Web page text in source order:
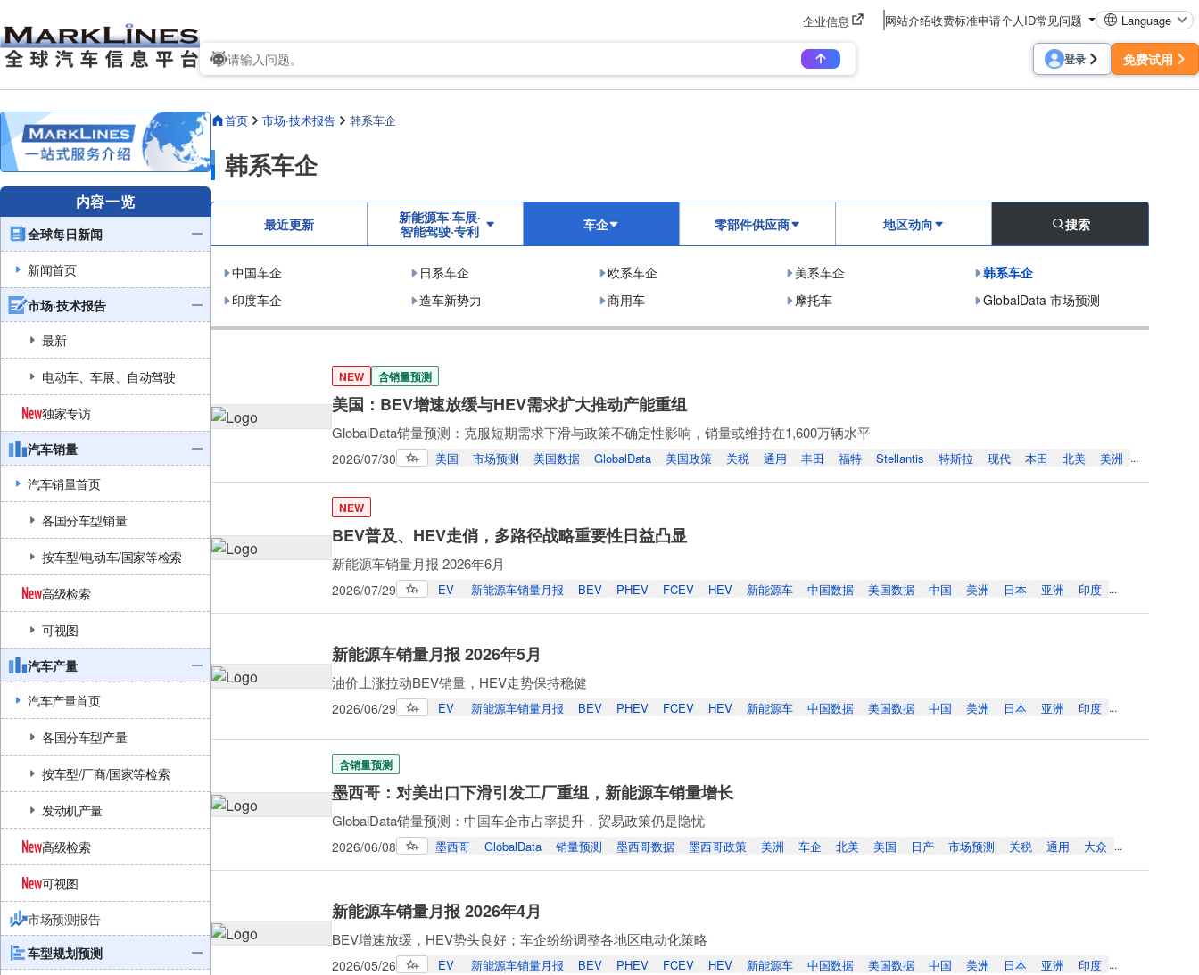
企业信息 网站介绍收费标准申请个人ID常见问题 Language
登录 免费试用
内容一览
全球每日新闻
新闻首页
市场·技术报告
最新
电动车、车展、自动驾驶
独家专访
汽车销量
汽车销量首页
各国分车型销量
按车型/电动车/国家等检索
高级检索
可视图
汽车产量
汽车产量首页
各国分车型产量
按车型/厂商/国家等检索
发动机产量
高级检索
可视图
市场预测报告
车型规划预测
首页 市场·技术报告 韩系车企
韩系车企
最近更新
新能源车·车展·
智能驾驶·专利
车企 零部件供应商 地区动向 搜索
中国车企 日系车企 欧系车企 美系车企
韩系车企
印度车企
造车新势力 商用车 摩托车 GlobalData 市场预测
NEW 含销量预测
美国：BEV增速放缓与HEV需求扩大推动产能重组
GlobalData销量预测：克服短期需求下滑与政策不确定性影响，销量或维持在1,600万辆水平
2026/07/30 美国 市场预测 美国数据 GlobalData 美国政策 关税 通用 丰田 福特 Stellantis 特斯拉 现代 本田 北美 美洲 ...
NEW
BEV普及、HEV走俏，多路径战略重要性日益凸显
新能源车销量月报 2026年6月
2026/07/29 EV 新能源车销量月报 BEV PHEV FCEV HEV 新能源车 中国数据 美国数据 中国 美洲 日本 亚洲 印度 ...
新能源车销量月报 2026年5月
油价上涨拉动BEV销量，HEV走势保持稳健
2026/06/29 EV 新能源车销量月报 BEV PHEV FCEV HEV 新能源车 中国数据 美国数据 中国 美洲 日本 亚洲 印度 ...
含销量预测
墨西哥：对美出口下滑引发工厂重组，新能源车销量增长
GlobalData销量预测：中国车企市占率提升，贸易政策仍是隐忧
2026/06/08 墨西哥 GlobalData 销量预测 墨西哥数据 墨西哥政策 美洲 车企 北美 美国 日产 市场预测 关税 通用 大众 ...
新能源车销量月报 2026年4月
BEV增速放缓，HEV势头良好；车企纷纷调整各地区电动化策略
2026/05/26 EV 新能源车销量月报 BEV PHEV FCEV HEV 新能源车 中国数据 美国数据 中国 美洲 日本 亚洲 印度 ...